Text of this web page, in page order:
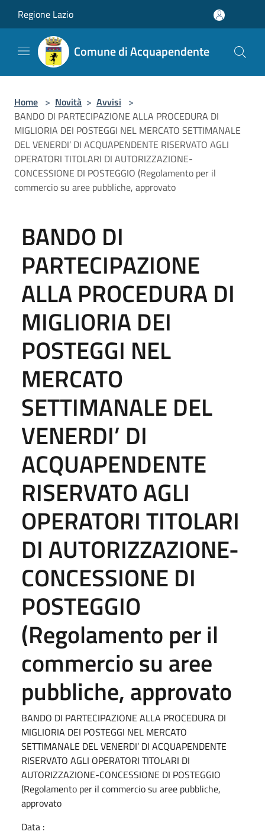
Regione Lazio
Comune di Acquapendente
Home > Novità > Avvisi >
BANDO DI PARTECIPAZIONE ALLA PROCEDURA DI
MIGLIORIA DEI POSTEGGI NEL MERCATO SETTIMANALE
DEL VENERDI’ DI ACQUAPENDENTE RISERVATO AGLI
OPERATORI TITOLARI DI AUTORIZZAZIONE-
CONCESSIONE DI POSTEGGIO (Regolamento per il
commercio su aree pubbliche, approvato
BANDO DI
PARTECIPAZIONE
ALLA PROCEDURA DI
MIGLIORIA DEI
POSTEGGI NEL
MERCATO
SETTIMANALE DEL
VENERDI’ DI
ACQUAPENDENTE
RISERVATO AGLI
OPERATORI TITOLARI
DI AUTORIZZAZIONE-
CONCESSIONE DI
POSTEGGIO
(Regolamento per il
commercio su aree
pubbliche, approvato
BANDO DI PARTECIPAZIONE ALLA PROCEDURA DI
MIGLIORIA DEI POSTEGGI NEL MERCATO
SETTIMANALE DEL VENERDI’ DI ACQUAPENDENTE
RISERVATO AGLI OPERATORI TITOLARI DI
AUTORIZZAZIONE-CONCESSIONE DI POSTEGGIO
(Regolamento per il commercio su aree pubbliche,
approvato
Data :